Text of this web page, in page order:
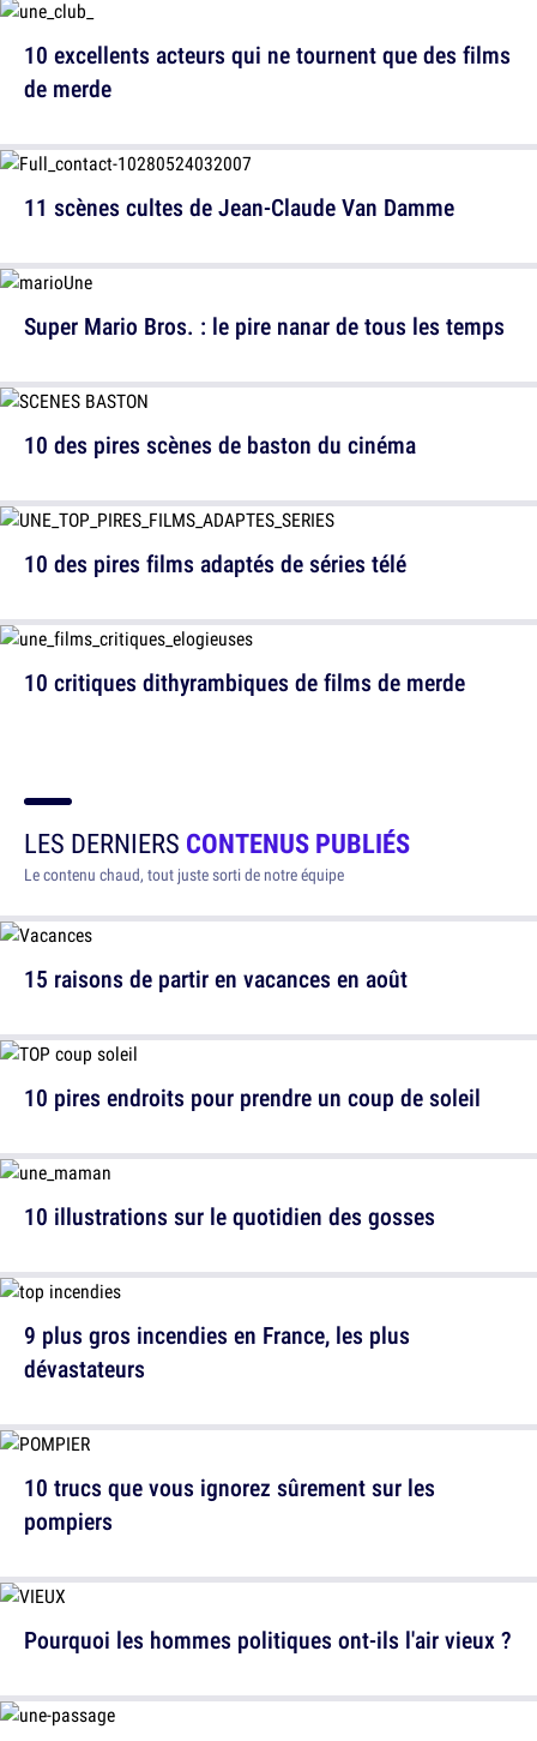
10 excellents acteurs qui ne tournent que des films
de merde
Super Mario Bros. : le pire nanar de tous les temps
10 des pires scènes de baston du cinéma
10 critiques dithyrambiques de films de merde
11 scènes cultes de Jean-Claude Van Damme
10 des pires films adaptés de séries télé
LES DERNIERS CONTENUS PUBLIÉS
Le contenu chaud, tout juste sorti de notre équipe
15 raisons de partir en vacances en août
10 illustrations sur le quotidien des gosses
10 trucs que vous ignorez sûrement sur les
pompiers
10 pires endroits pour prendre un coup de soleil
9 plus gros incendies en France, les plus
dévastateurs
Pourquoi les hommes politiques ont-ils l'air vieux ?